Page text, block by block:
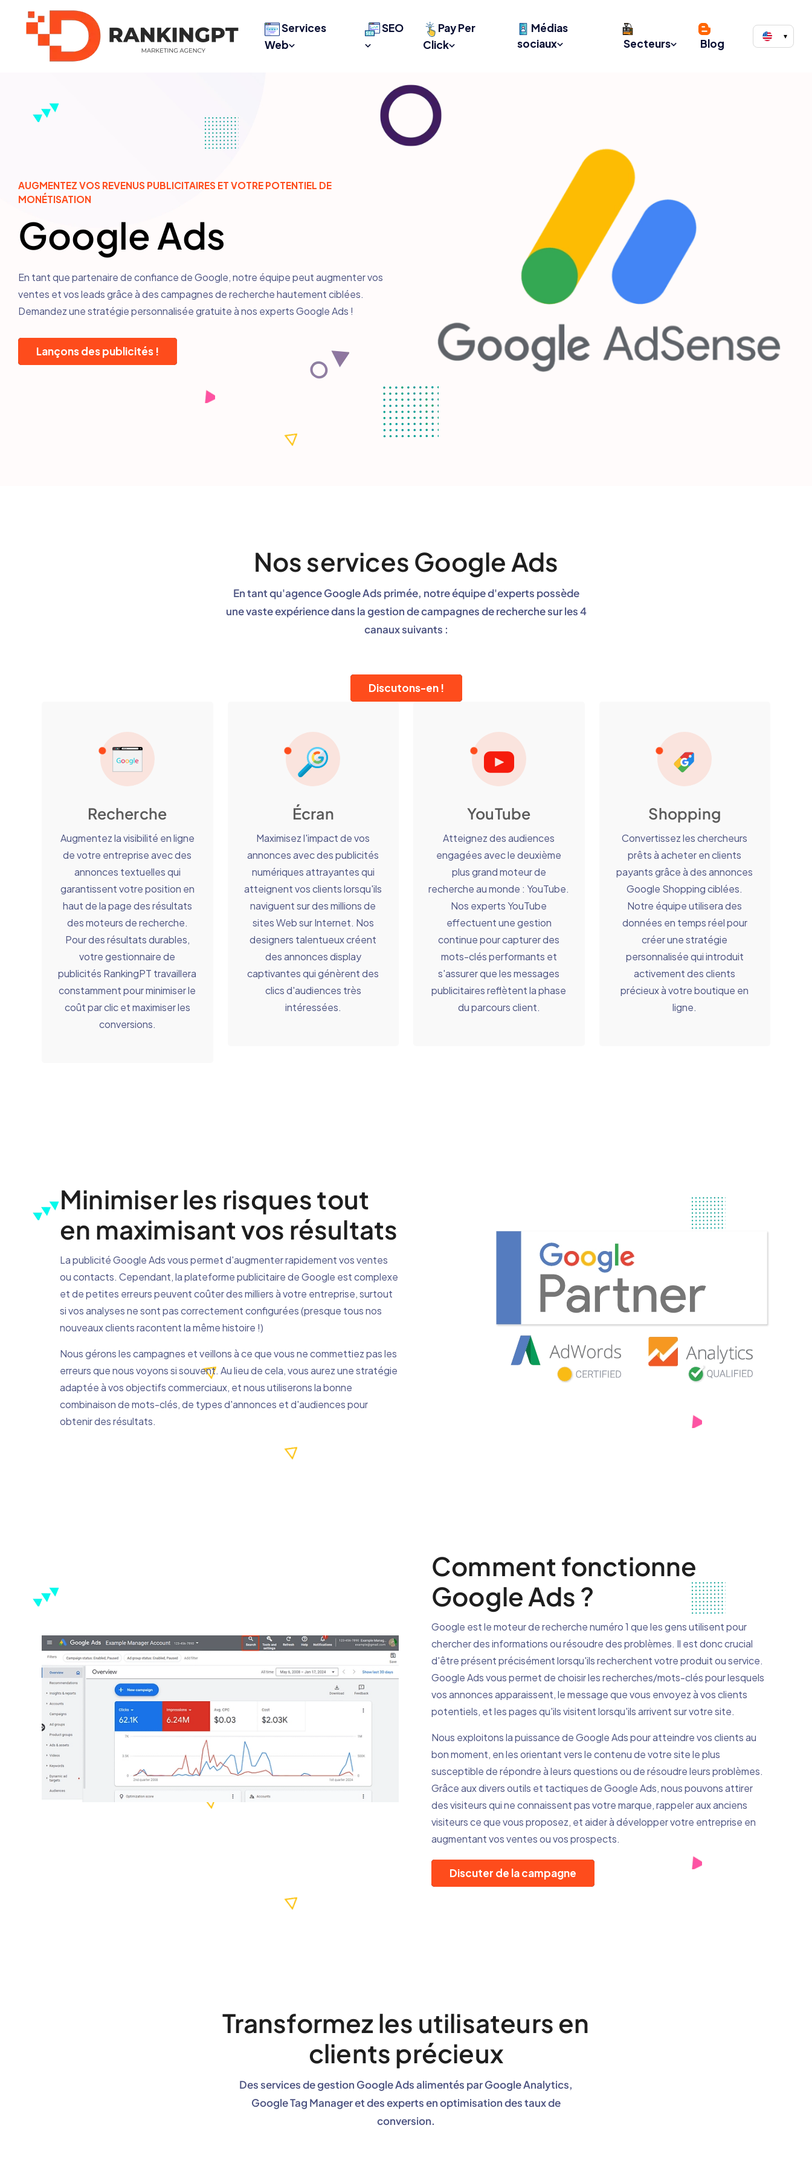
Services
Web
SEO
Pay Per
Click
Médias
sociaux
Secteurs Blog
▾
AUGMENTEZ VOS REVENUS PUBLICITAIRES ET VOTRE POTENTIEL DE
MONÉTISATION
Google Ads
En tant que partenaire de confiance de Google, notre équipe peut augmenter vos
ventes et vos leads grâce à des campagnes de recherche hautement ciblées.
Demandez une stratégie personnalisée gratuite à nos experts Google Ads !
Lançons des publicités !
Nos services Google Ads
En tant qu'agence Google Ads primée, notre équipe d'experts possède
une vaste expérience dans la gestion de campagnes de recherche sur les 4
canaux suivants :
Discutons-en !
Recherche
Augmentez la visibilité en ligne
de votre entreprise avec des
annonces textuelles qui
garantissent votre position en
haut de la page des résultats
des moteurs de recherche.
Pour des résultats durables,
votre gestionnaire de
publicités RankingPT travaillera
constamment pour minimiser le
coût par clic et maximiser les
conversions.
Écran
Maximisez l'impact de vos
annonces avec des publicités
numériques attrayantes qui
atteignent vos clients lorsqu'ils
naviguent sur des millions de
sites Web sur Internet. Nos
designers talentueux créent
des annonces display
captivantes qui génèrent des
clics d'audiences très
intéressées.
YouTube
Atteignez des audiences
engagées avec le deuxième
plus grand moteur de
recherche au monde : YouTube.
Nos experts YouTube
effectuent une gestion
continue pour capturer des
mots-clés performants et
s'assurer que les messages
publicitaires reflètent la phase
du parcours client.
Shopping
Convertissez les chercheurs
prêts à acheter en clients
payants grâce à des annonces
Google Shopping ciblées.
Notre équipe utilisera des
données en temps réel pour
créer une stratégie
personnalisée qui introduit
activement des clients
précieux à votre boutique en
ligne.
Minimiser les risques tout
en maximisant vos résultats
La publicité Google Ads vous permet d'augmenter rapidement vos ventes
ou contacts. Cependant, la plateforme publicitaire de Google est complexe
et de petites erreurs peuvent coûter des milliers à votre entreprise, surtout
si vos analyses ne sont pas correctement configurées (presque tous nos
nouveaux clients racontent la même histoire !)
Nous gérons les campagnes et veillons à ce que vous ne commettiez pas les
erreurs que nous voyons si souvent. Au lieu de cela, vous aurez une stratégie
adaptée à vos objectifs commerciaux, et nous utiliserons la bonne
combinaison de mots-clés, de types d'annonces et d'audiences pour
obtenir des résultats.
Comment fonctionne
Google Ads ?
Google est le moteur de recherche numéro 1 que les gens utilisent pour
chercher des informations ou résoudre des problèmes. Il est donc crucial
d'être présent précisément lorsqu'ils recherchent votre produit ou service.
Google Ads vous permet de choisir les recherches/mots-clés pour lesquels
vos annonces apparaissent, le message que vous envoyez à vos clients
potentiels, et les pages qu'ils visitent lorsqu'ils arrivent sur votre site.
Nous exploitons la puissance de Google Ads pour atteindre vos clients au
bon moment, en les orientant vers le contenu de votre site le plus
susceptible de répondre à leurs questions ou de résoudre leurs problèmes.
Grâce aux divers outils et tactiques de Google Ads, nous pouvons attirer
des visiteurs qui ne connaissent pas votre marque, rappeler aux anciens
visiteurs ce que vous proposez, et aider à développer votre entreprise en
augmentant vos ventes ou vos prospects.
Discuter de la campagne
Transformez les utilisateurs en
clients précieux
Des services de gestion Google Ads alimentés par Google Analytics,
Google Tag Manager et des experts en optimisation des taux de
conversion.